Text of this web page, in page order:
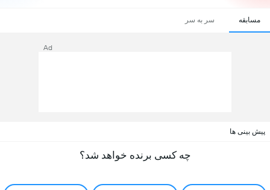
مسابقه سر به سر
Ad
پیش بینی ها
چه کسی برنده خواهد شد؟